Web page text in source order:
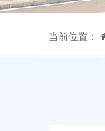
当前位置：